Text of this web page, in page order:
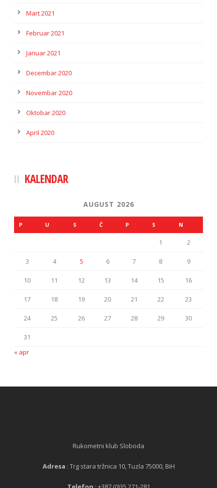
Mart 2021
Februar 2021
Januar 2021
Decembar 2020
Novembar 2020
Oktobar 2020
April 2020
KALENDAR
AUGUST 2026
P U S Č P S N
1 2
3 4 5 6 7 8 9
10 11 12 13 14 15 16
17 18 19 20 21 22 23
24 25 26 27 28 29 30
31
« apr
Rukometni klub Sloboda
Adresa : Trg stara tržnica 10, Tuzla 75000, BiH